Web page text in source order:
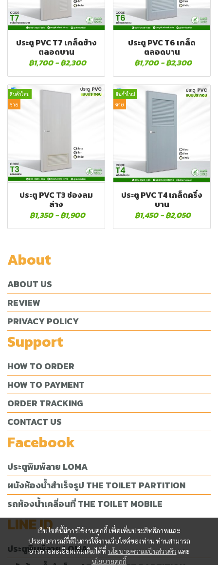
ประตู PVC T7 เกล็ดข้าง
ตลอดบาน
฿1,700 -฿2,300
ประตู PVC T6 เกล็ด
ตลอดบาน
฿1,700 -฿2,300
สินค้าใหม่
ขาย
ประตู PVC T3 ช่องลม
ล่าง
฿1,350 -฿1,900
สินค้าใหม่
ขาย
ประตู PVC T4 เกล็ดครึ่ง
บาน
฿1,450 -฿2,050
เว็บไซต์นี้มีการใช้งานคุกกี้ เพื่อเพิ่มประสิทธิภาพและ
ประสบการณ์ที่ดีในการใช้งานเว็บไซต์ของท่าน ท่านสามารถ
อ่านรายละเอียดเพิ่มเติมได้ที่ นโยบายความเป็นส่วนตัว และ
นโยบายคุกกี้
About
ABOUT US
REVIEW
PRIVACY POLICY
Support
HOW TO ORDER
HOW TO PAYMENT
ORDER TRACKING
CONTACT US
Facebook
ประตูพิมพ์ลาย LOMA
ผนังห้องน้ำสำเร็จรูป THE TOILET PARTITION
รถห้องน้ำเคลื่อนที่ THE TOILET MOBILE
LINE ID
ประตูพิมพ์ลาย LOMA